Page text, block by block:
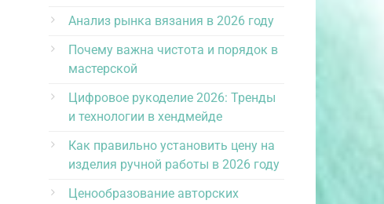
Анализ рынка вязания в 2026 году
Почему важна чистота и порядок в
мастерской
Цифровое рукоделие 2026: Тренды
и технологии в хендмейде
Как правильно установить цену на
изделия ручной работы в 2026 году
Ценообразование авторских